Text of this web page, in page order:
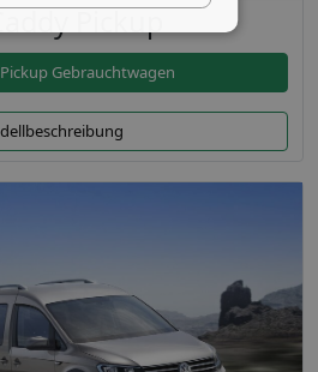
Pickup
Gebrauchtwagen